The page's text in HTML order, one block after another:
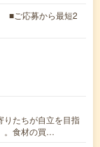
■ご応募から最短2
たちが自立を目指
。食材の買…